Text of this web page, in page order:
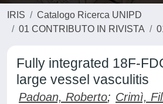
IRIS
Catalogo Ricerca UNIPD
01 CONTRIBUTO IN RIVISTA
Fully integrated 18F-
large vessel vasculitis
Padoan, Roberto; Crimì,